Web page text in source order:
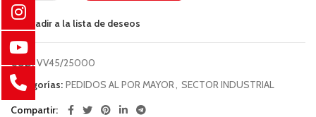
Añadir a la lista de deseos
COD:VV45/25000
Categorías: PEDIDOS AL POR MAYOR, SECTOR INDUSTRIAL
Compartir